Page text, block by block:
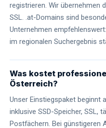
registrieren. Wir übernehmen
SSL. .at-Domains sind
Unternehmen
im regionalen Suchergebnis
Was kostet
Österreich?
Unser Einstiegspaket beginnt
inklusive SSD-Speicher, SSL,
Postfächern. Bei günstigeren